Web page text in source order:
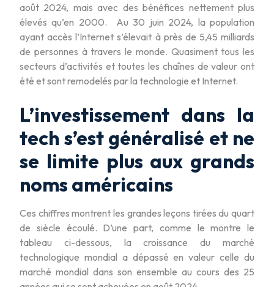
août 2024, mais avec des bénéfices nettement plus
élevés qu’en 2000. Au 30 juin 2024, la population
ayant accès l’Internet s’élevait à près de 5,45 milliards
de personnes à travers le monde. Quasiment tous les
secteurs d’activités et toutes les chaînes de valeur ont
été et sont remodelés par la technologie et Internet.
L’investissement dans la
tech s’est généralisé et ne
se limite plus aux grands
noms américains
Ces chiffres montrent les grandes leçons tirées du quart
de siècle écoulé. D’une part, comme le montre le
tableau ci-dessous, la croissance du marché
technologique mondial a dépassé en valeur celle du
marché mondial dans son ensemble au cours des 25